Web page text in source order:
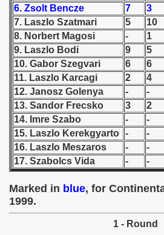
6. Zsolt Bencze
7 3
7. Laszlo Szatmari
5 10
8. Norbert Magosi
- 1
9. Laszlo Bodi
9 5
10. Gabor Szegvari
6 6
11. Laszlo Karcagi
2 4
12. Janosz Golenya
- -
13. Sandor Frecsko
3 2
14. Imre Szabo
- -
15. Laszlo Kerekgyarto - -
16. Laszlo Meszaros
- -
17. Szabolcs Vida
- -
Marked in blue, for
1999.
1 - Round
1946